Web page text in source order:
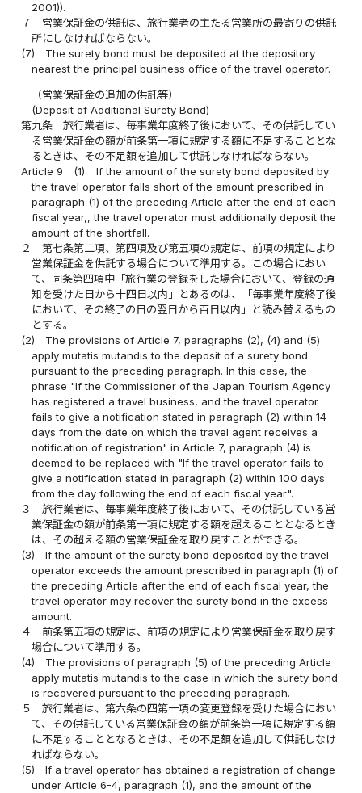
2001)).
７
営業保証金の供託は、旅行業者の主たる営業所の最寄りの供託
所にしなければならない。
(7)
The surety bond must be deposited at the depository
nearest the principal business office of the travel operator.
（営業保証金の追加の供託等）
(Deposit of Additional Surety Bond)
第九条
旅行業者は、毎事業年度終了後において、その供託してい
る営業保証金の額が前条第一項に規定する額に不足することとな
るときは、その不足額を追加して供託しなければならない。
Article 9
(1)
If the amount of the surety bond deposited by
the travel operator falls short of the amount prescribed in
paragraph (1) of the preceding Article after the end of each
fiscal year,, the travel operator must additionally deposit the
amount of the shortfall.
２
第七条第二項、第四項及び第五項の規定は、前項の規定により
営業保証金を供託する場合について準用する。この場合におい
て、同条第四項中「旅行業の登録をした場合において、登録の通
知を受けた日から十四日以内」とあるのは、「毎事業年度終了後
において、その終了の日の翌日から百日以内」と読み替えるもの
とする。
(2)
The provisions of Article 7, paragraphs (2), (4) and (5)
apply mutatis mutandis to the deposit of a surety bond
pursuant to the preceding paragraph. In this case, the
phrase "If the Commissioner of the Japan Tourism Agency
has registered a travel business, and the travel operator
fails to give a notification stated in paragraph (2) within 14
days from the date on which the travel agent receives a
notification of registration" in Article 7, paragraph (4) is
deemed to be replaced with "If the travel operator fails to
give a notification stated in paragraph (2) within 100 days
from the day following the end of each fiscal year".
３
旅行業者は、毎事業年度終了後において、その供託している営
業保証金の額が前条第一項に規定する額を超えることとなるとき
は、その超える額の営業保証金を取り戻すことができる。
(3)
If the amount of the surety bond deposited by the travel
operator exceeds the amount prescribed in paragraph (1) of
the preceding Article after the end of each fiscal year, the
travel operator may recover the surety bond in the excess
amount.
４
前条第五項の規定は、前項の規定により営業保証金を取り戻す
場合について準用する。
(4)
The provisions of paragraph (5) of the preceding Article
apply mutatis mutandis to the case in which the surety bond
is recovered pursuant to the preceding paragraph.
５
旅行業者は、第六条の四第一項の変更登録を受けた場合におい
て、その供託している営業保証金の額が前条第一項に規定する額
に不足することとなるときは、その不足額を追加して供託しなけ
ればならない。
(5)
If a travel operator has obtained a registration of change
under Article 6-4, paragraph (1), and the amount of the